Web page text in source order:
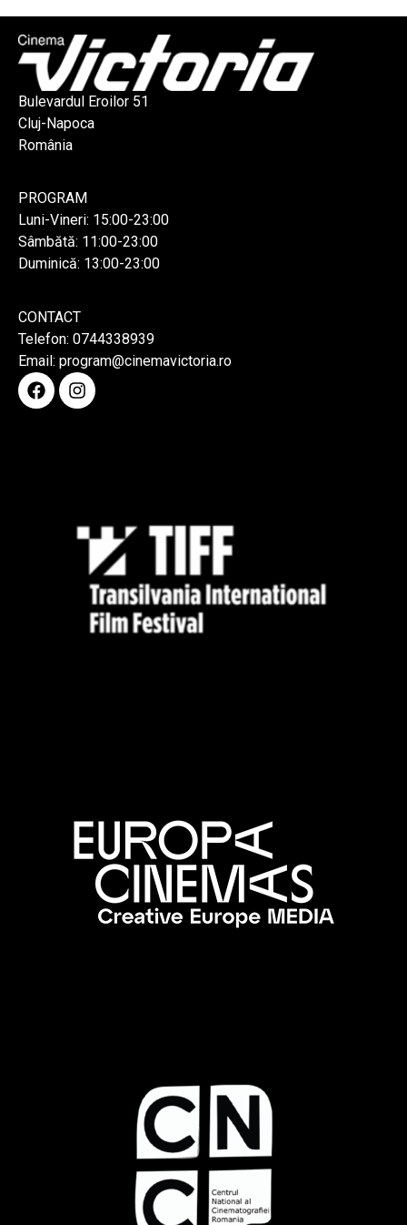
Bulevardul Eroilor 51
Cluj-Napoca
România
PROGRAM
Luni-Vineri: 15:00-23:00
Sâmbătă: 11:00-23:00
Duminică: 13:00-23:00
CONTACT
Telefon: 0744338939
Email: program@cinemavictoria.ro